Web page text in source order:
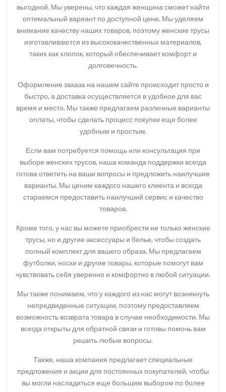
выгодной. Мы уверены, что каждая женщина сможет найти
оптимальный вариант по доступной цене. Мы уделяем
внимание качеству наших товаров, поэтому женские трусы
изготавливаются из высококачественных материалов,
таких как хлопок, который обеспечивает комфорт и
долговечность.
Оформление заказа на нашем сайте происходит просто и
быстро, а доставка осуществляется в удобное для вас
время и место. Мы также предлагаем различные варианты
оплаты, чтобы сделать процесс покупки еще более
удобным и простым.
Если вам потребуется помощь или консультация при
выборе женских трусов, наша команда поддержки всегда
готова ответить на ваши вопросы и предложить наилучшие
варианты. Мы ценим каждого нашего клиента и всегда
стараемся предоставить наилучший сервис и качество
товаров.
Кроме того, у нас вы можете приобрести не только женские
трусы, но и другие аксессуары и белье, чтобы создать
полный комплект для вашего образа. Мы предлагаем
футболки, носки и другие товары, которые помогут вам
чувствовать себя уверенно и комфортно в любой ситуации.
Мы также понимаем, что у каждого из нас могут возникнуть
непредвиденные ситуации, поэтому предоставляем
возможность возврата товара в случае необходимости. Мы
всегда открыты для обратной связи и готовы помочь вам
решить любые вопросы.
Также, наша компания предлагает специальные
предложения и акции для постоянных покупателей, чтобы
вы могли насладиться еще большим выбором по более